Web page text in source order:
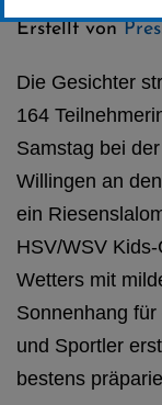
Erstellt von
Die Gesichter
164
Samstag bei
Willingen an
ein
HSV/WSV
Wetters mit
Sonnenhang
und Sportler
bestens